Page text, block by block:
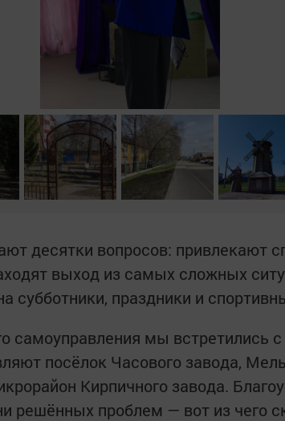
десятки вопросов: привлекают
выход из самых сложных
субботники, праздники и
самоуправления мы встретились
посёлок Часового завода,
Кирпичного завода.
решённых проблем — вот из чего